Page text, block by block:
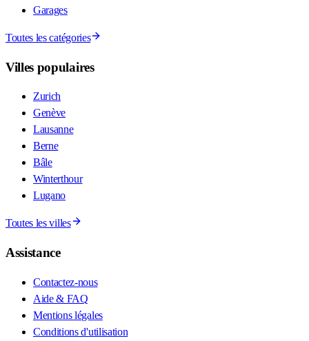
Garages
Toutes les catégories
Villes populaires
Zurich
Genève
Lausanne
Berne
Bâle
Winterthour
Lugano
Toutes les villes
Assistance
Contactez-nous
Aide & FAQ
Mentions légales
Conditions d'utilisation